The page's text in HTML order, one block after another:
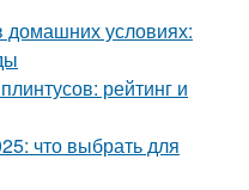
домашних условиях:
рейтинг и
что выбрать для